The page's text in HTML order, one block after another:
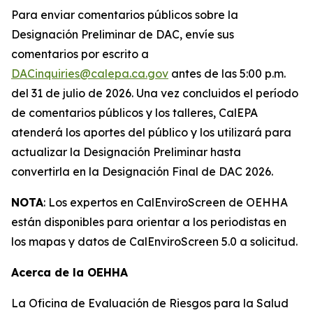
Para enviar comentarios públicos sobre la
Designación Preliminar de DAC, envíe sus
comentarios por escrito a
DACinquiries@calepa.ca.gov antes de las 5:00 p.m.
del 31 de julio de 2026. Una vez concluidos el período
de comentarios públicos y los talleres, CalEPA
atenderá los aportes del público y los utilizará para
actualizar la Designación Preliminar hasta
convertirla en la Designación Final de DAC 2026.
NOTA: Los expertos en CalEnviroScreen de OEHHA
están disponibles para orientar a los periodistas en
los mapas y datos de CalEnviroScreen 5.0 a solicitud.
Acerca de la OEHHA
La Oficina de Evaluación de Riesgos para la Salud